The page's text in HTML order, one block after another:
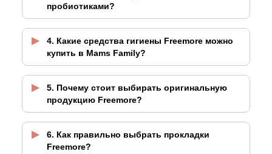
пробиотиками?
4. Какие средства гигиены Freemore можно
купить в Mams Family?
5. Почему стоит выбирать оригинальную
продукцию Freemore?
6. Как правильно выбрать прокладки
Freemore?